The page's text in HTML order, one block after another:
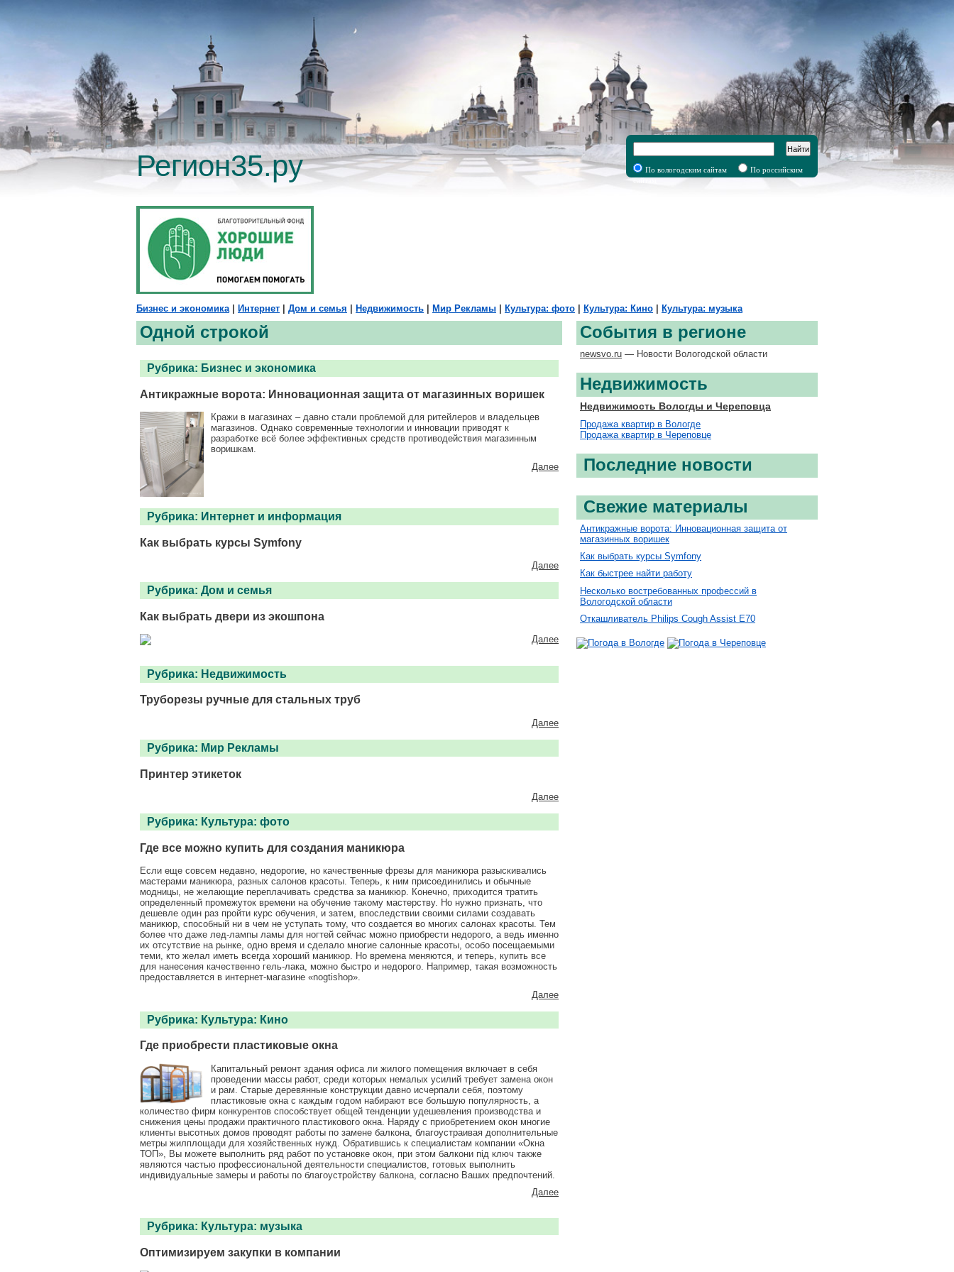
Регион35.ру
Найти
По вологодским сайтам
По российским
сайтам
Бизнес и экономика| Интернет Дом и семья Недвижимость Мир Рекламы Культура: фото Культура: Кино Культура: музыка
Одной строкой
Рубрика: Бизнес и экономика
Антикражные ворота: Инновационная защита от магазинных воришек
Кражи в магазинах – давно стали проблемой для ритейлеров и владельцев
магазинов. Однако современные технологии и инновации приводят к
разработке всё более эффективных средств противодействия магазинным
воришкам.
Далее
Рубрика: Интернет и информация
Как выбрать курсы Symfony
Далее
Рубрика: Дом и семья
Как выбрать двери из экошпона
Далее
Рубрика: Недвижимость
Труборезы ручные для стальных труб
Далее
Рубрика: Мир Рекламы
Принтер этикеток
Далее
Рубрика: Культура: фото
Где все можно купить для создания маникюра
Если еще совсем недавно, недорогие, но качественные фрезы для маникюра разыскивались
мастерами маникюра, разных салонов красоты. Теперь, к ним присоединились и обычные
модницы, не желающие переплачивать средства за маникюр. Конечно, приходится тратить
определенный промежуток времени на обучение такому мастерству. Но нужно признать, что
дешевле один раз пройти курс обучения, и затем, впоследствии своими силами создавать
маникюр, способный ни в чем не уступать тому, что создается во многих салонах красоты. Тем
более что даже лед-лампы ламы для ногтей сейчас можно приобрести недорого, а ведь именно
их отсутствие на рынке, одно время и сделало многие салонные красоты, особо посещаемыми
теми, кто желал иметь всегда хороший маникюр. Но времена меняются, и теперь, купить все
для нанесения качественно гель-лака, можно быстро и недорого. Например, такая возможность
предоставляется в интернет-магазине «nogtishop».
Далее
Рубрика: Культура: Кино
Где приобрести пластиковые окна
Капитальный ремонт здания офиса ли жилого помещения включает в себя
проведении массы работ, среди которых немалых усилий требует замена окон
и рам. Старые деревянные конструкции давно исчерпали себя, поэтому
пластиковые окна с каждым годом набирают все большую популярность, а
количество фирм конкурентов способствует общей тенденции удешевления производства и
снижения цены продажи практичного пластикового окна. Наряду с приобретением окон многие
клиенты высотных домов проводят работы по замене балкона, благоустраивая дополнительные
метры жилплощади для хозяйственных нужд. Обратившись к специалистам компании «Окна
ТОП», Вы можете выполнить ряд работ по установке окон, при этом балкони під ключ также
являются частью профессиональной деятельности специалистов, готовых выполнить
индивидуальные замеры и работы по благоустройству балкона, согласно Ваших предпочтений.
Далее
Рубрика: Культура: музыка
Оптимизируем закупки в компании
События в регионе
newsvo.ru — Новости Вологодской области
Недвижимость
Недвижимость Вологды и Череповца
Продажа квартир в Вологде
Продажа квартир в Череповце
Последние новости
Свежие материалы
Антикражные ворота: Инновационная защита от
магазинных воришек
Как выбрать курсы Symfony
Как быстрее найти работу
Несколько востребованных профессий в
Вологодской области
Откашливатель Philips Cough Assist E70